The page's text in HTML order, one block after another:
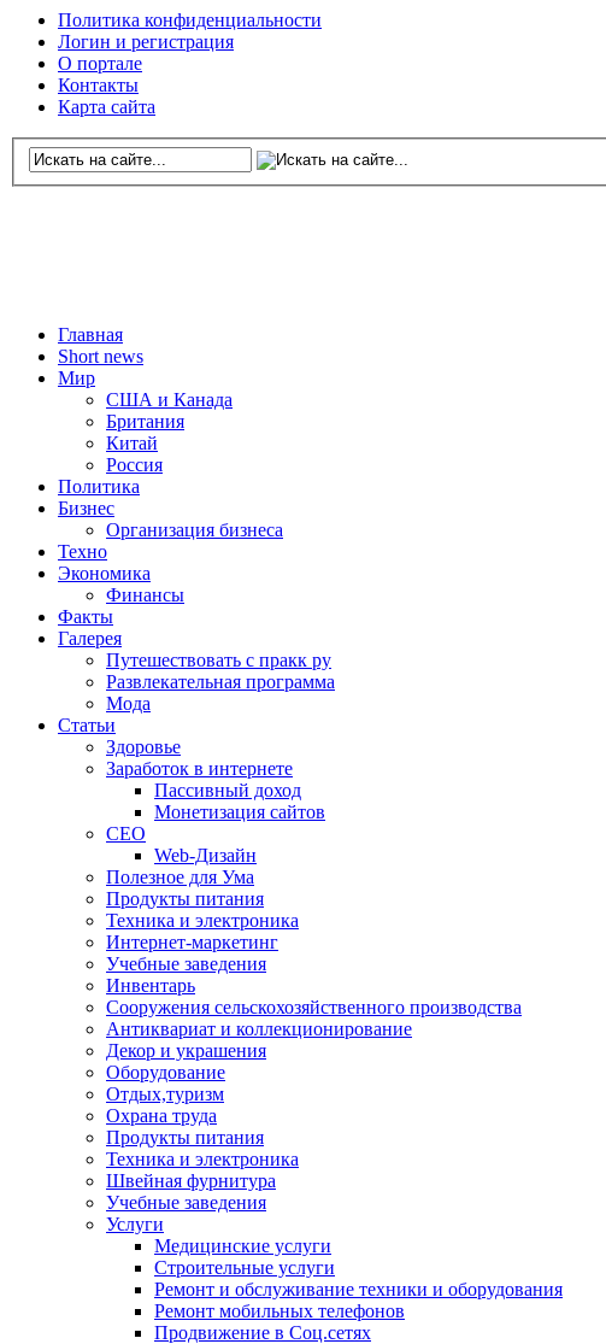
Политика конфиденциальности
Логин и регистрация
О портале
Контакты
Карта сайта
Главная
Short news
Мир
США и Канада
Британия
Китай
Россия
Политика
Бизнес
Организация бизнеса
Техно
Экономика
Финансы
Факты
Галерея
Путешествовать с пракк ру
Развлекательная программа
Мода
Статьи
Здоровье
Заработок в интернете
Пассивный доход
Монетизация сайтов
СЕО
Web-Дизайн
Полезное для Ума
Продукты питания
Техника и электроника
Интернет-маркетинг
Учебные заведения
Инвентарь
Cооружения сельскохозяйственного производства
Антиквариат и коллекционирование
Декор и украшения
Оборудование
Отдых,туризм
Охрана труда
Продукты питания
Техника и электроника
Швейная фурнитура
Учебные заведения
Услуги
Медицинские услуги
Строительные услуги
Ремонт и обслуживание техники и оборудования
Ремонт мобильных телефонов
Продвижение в Соц.сетях